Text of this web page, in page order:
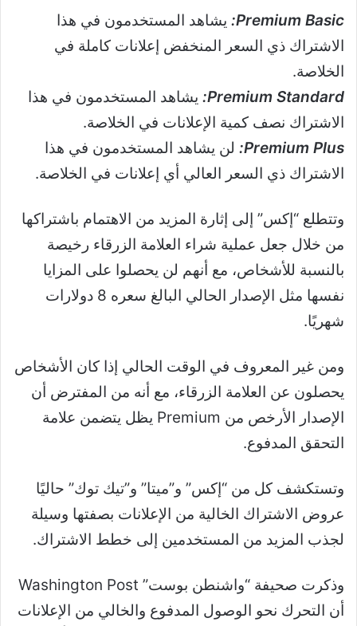
Premium Basic: يشاهد المستخدمون في هذا
الاشتراك ذي السعر المنخفض إعلانات كاملة في
الخلاصة.
Premium Standard: يشاهد المستخدمون في هذا
الاشتراك نصف كمية الإعلانات في الخلاصة.
Premium Plus: لن يشاهد المستخدمون في هذا
الاشتراك ذي السعر العالي أي إعلانات في الخلاصة.
وتتطلع “إكس” إلى إثارة المزيد من الاهتمام باشتراكها
من خلال جعل عملية شراء العلامة الزرقاء رخيصة
بالنسبة للأشخاص، مع أنهم لن يحصلوا على المزايا
نفسها مثل الإصدار الحالي البالغ سعره 8 دولارات
شهريًا.
ومن غير المعروف في الوقت الحالي إذا كان الأشخاص
يحصلون عن العلامة الزرقاء، مع أنه من المفترض أن
الإصدار الأرخص من Premium يظل يتضمن علامة
التحقق المدفوع.
وتستكشف كل من “إكس” و”ميتا” و”تيك توك” حاليًا
عروض الاشتراك الخالية من الإعلانات بصفتها وسيلة
لجذب المزيد من المستخدمين إلى خطط الاشتراك.
وذكرت صحيفة “واشنطن بوست” Washington Post
أن التحرك نحو الوصول المدفوع والخالي من الإعلانات